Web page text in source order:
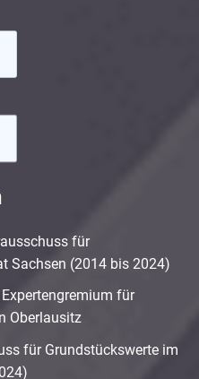
für
Sachsen (2014 bis 2024)
für
Oberlausitz
für Grundstückswerte im